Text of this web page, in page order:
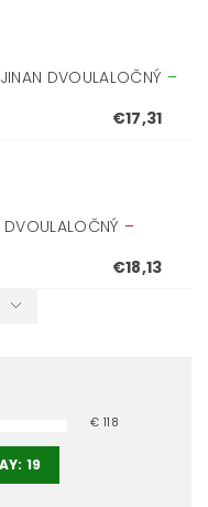
DVOULALOČNÝ –
€17,31
–
€18,13
€ 118
19